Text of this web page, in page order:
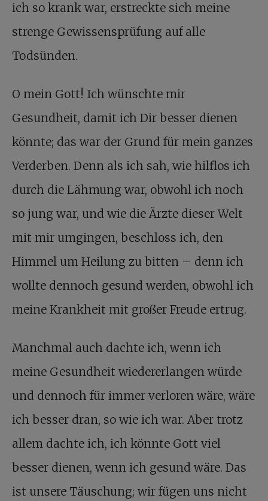
ich so krank war, erstreckte sich meine
strenge Gewissensprüfung auf alle
Todsünden.
O mein Gott! Ich wünschte mir
Gesundheit, damit ich Dir besser dienen
könnte; das war der Grund für mein ganzes
Verderben. Denn als ich sah, wie hilflos ich
durch die Lähmung war, obwohl ich noch
so jung war, und wie die Ärzte dieser Welt
mit mir umgingen, beschloss ich, den
Himmel um Heilung zu bitten – denn ich
wollte dennoch gesund werden, obwohl ich
meine Krankheit mit großer Freude ertrug.
Manchmal auch dachte ich, wenn ich
meine Gesundheit wiedererlangen würde
und dennoch für immer verloren wäre, wäre
ich besser dran, so wie ich war. Aber trotz
allem dachte ich, ich könnte Gott viel
besser dienen, wenn ich gesund wäre. Das
ist unsere Täuschung; wir fügen uns nicht